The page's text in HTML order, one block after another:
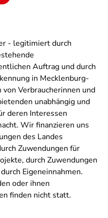
- legitimiert durch
Auftrag und durch
in Mecklenburg-
Verbraucherinnen und
unabhängig und
deren Interessen
Wir finanzieren uns
des Landes
Zuwendungen für
durch Zuwendungen
Eigeneinnahmen.
oder ihnen
finden nicht statt.